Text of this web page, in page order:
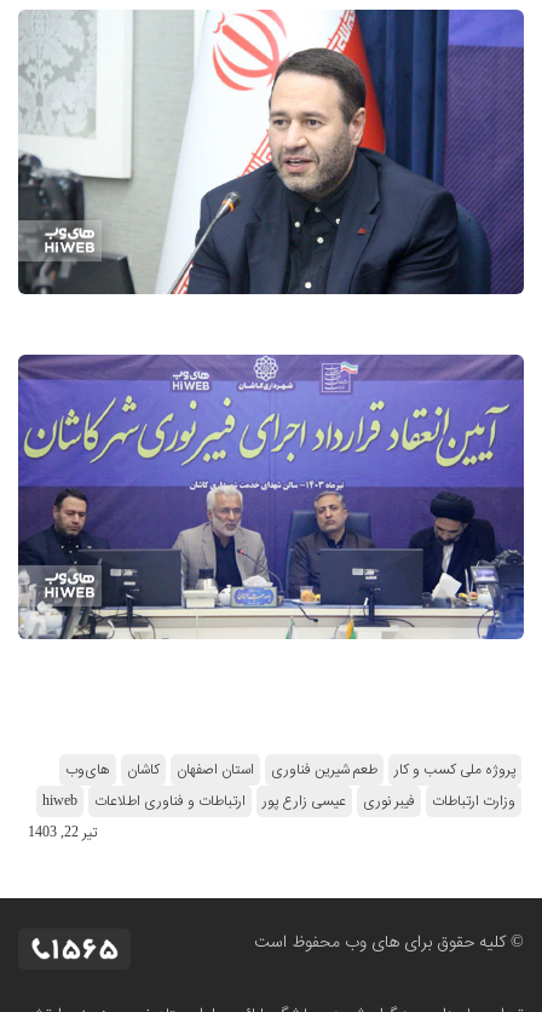
پروژه ملی کسب و کار طعم شیرین فناوری استان اصفهان کاشان
های‌وب
وزارت ارتباطات
فیبر نوری عیسی زارع پور ارتباطات و فناوری اطلاعات
hiweb
تير 22, 1403
© کلیه حقوق برای های وب محفوظ است